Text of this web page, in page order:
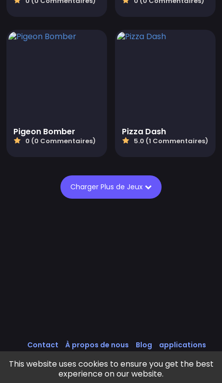
Pigeon Bomber
0 (0 Commentaires)
Pizza Dash
5.0 (1 Commentaires)
Charger Plus de Jeux
Contact À propos de nous Blog
applications
Politique de Confidentialité
Conditions d'utilisation
This website uses cookies to ensure you get the best
experience on our website.